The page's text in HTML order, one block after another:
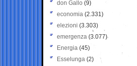
don Gallo (9)
economia (2.331)
elezioni (3.303)
emergenza (3.077)
Energia (45)
Esselunga (2)